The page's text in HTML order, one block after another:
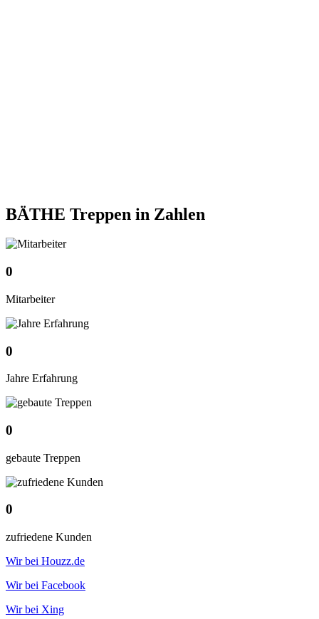
BÄTHE Treppen in Zahlen
0
Mitarbeiter
0
Jahre Erfahrung
0
gebaute Treppen
0
zufriedene Kunden
Wir bei Houzz.de
Wir bei Facebook
Wir bei Xing